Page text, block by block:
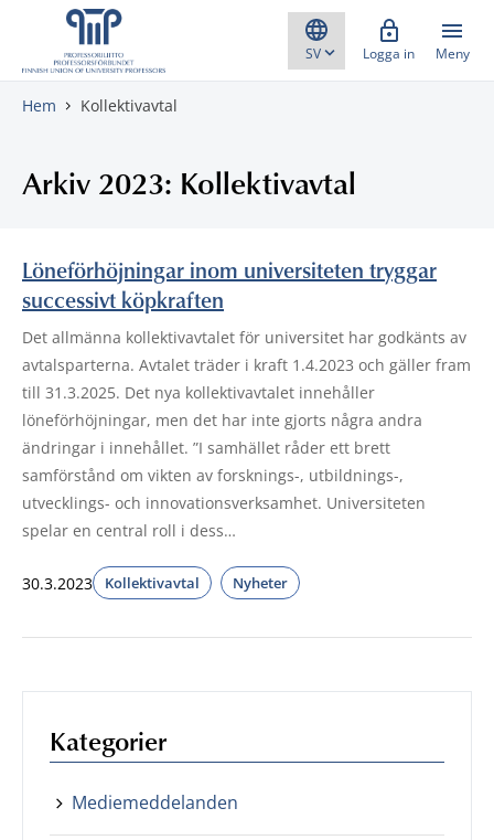
Gå direkt till innehåll
Logga in Meny
Hem Kollektivavtal
Arkiv 2023: Kollektivavtal
Löneförhöjningar inom universiteten tryggar
successivt köpkraften
Det allmänna kollektivavtalet för universitet har godkänts av
avtalsparterna. Avtalet träder i kraft 1.4.2023 och gäller fram
till 31.3.2025. Det nya kollektivavtalet innehåller
löneförhöjningar, men det har inte gjorts några andra
ändringar i innehållet. ”I samhället råder ett brett
samförstånd om vikten av forsknings-, utbildnings-,
utvecklings- och innovationsverksamhet. Universiteten
spelar en central roll i dess…
30.3.2023 Kollektivavtal Nyheter
Kategorier
Mediemeddelanden